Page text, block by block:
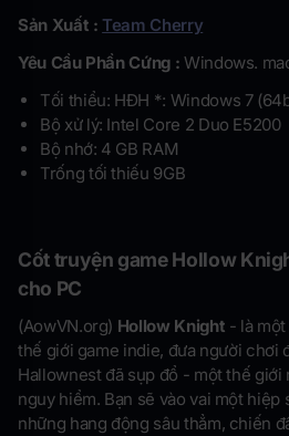
Sản Xuất : Team Cherry
Yêu Cầu Phần Cứng : Windows.
Tối thiểu: HĐH *: Windows 7
Bộ xử lý: Intel Core 2 Duo E5200
Bộ nhớ: 4 GB RAM
Trống tối thiếu 9GB
Cốt truyện game Hollow
cho PC
(AowVN.org) Hollow Knight - là
thế giới game indie, đưa người chơi
Hallownest đã sụp đổ - một thế giới
nguy hiểm. Bạn sẽ vào vai một hiệp
những hang động sâu thẳm, chiến